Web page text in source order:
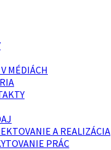
MÉDIÁCH
A REALIZÁCIA
PRÁC